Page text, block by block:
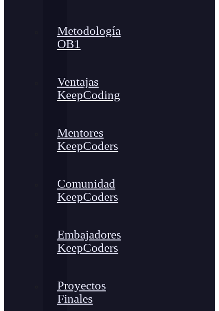
Metodología
OB1
Ventajas
KeepCoding
Mentores
KeepCoders
Comunidad
KeepCoders
Embajadores
KeepCoders
Proyectos
Finales